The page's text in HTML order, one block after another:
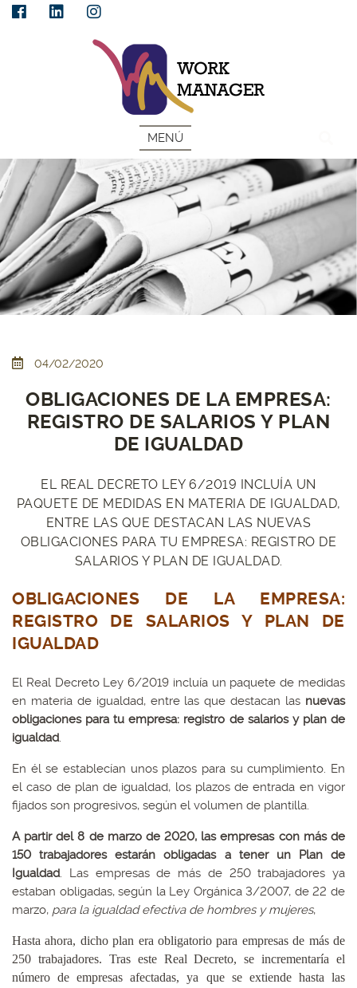
MENÚ
04/02/2020
OBLIGACIONES DE LA EMPRESA:
REGISTRO DE SALARIOS Y PLAN
DE IGUALDAD
EL REAL DECRETO LEY 6/2019 INCLUÍA UN
PAQUETE DE MEDIDAS EN MATERIA DE IGUALDAD,
ENTRE LAS QUE DESTACAN LAS NUEVAS
OBLIGACIONES PARA TU EMPRESA: REGISTRO DE
SALARIOS Y PLAN DE IGUALDAD.
OBLIGACIONES DE LA EMPRESA:
REGISTRO DE SALARIOS Y PLAN DE
IGUALDAD
El Real Decreto Ley 6/2019 incluía un paquete de medidas
en materia de igualdad, entre las que destacan las nuevas
obligaciones para tu empresa: registro de salarios y plan de
igualdad.
En él se establecían unos plazos para su cumplimiento. En
el caso de plan de igualdad, los plazos de entrada en vigor
fijados son progresivos, según el volumen de plantilla.
A partir del 8 de marzo de 2020, las empresas con más de
150 trabajadores estarán obligadas a tener un Plan de
Igualdad. Las empresas de más de 250 trabajadores ya
estaban obligadas, según la Ley Orgánica 3/2007, de 22 de
marzo, para la igualdad efectiva de hombres y mujeres,
Hasta ahora, dicho plan era obligatorio para empresas de más de
250 trabajadores. Tras este Real Decreto, se incrementaría el
número de empresas afectadas, ya que se extiende hasta las